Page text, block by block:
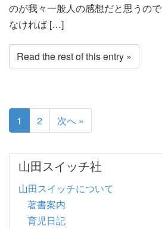
のが我々一般人の感想だと思うの
なければ […]
Read the rest of this entry »
1 2 次へ »
山田スイッチ社
山田スイッチについて
著書案内
育児日記